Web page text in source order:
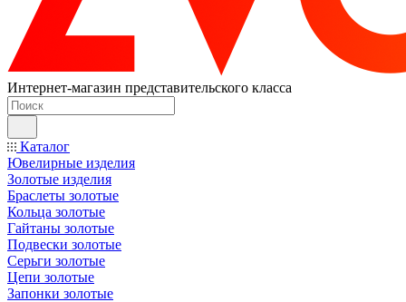
Интернет-магазин представительского класса
Каталог
Ювелирные изделия
Золотые изделия
Браслеты золотые
Кольца золотые
Гайтаны золотые
Подвески золотые
Серьги золотые
Цепи золотые
Запонки золотые